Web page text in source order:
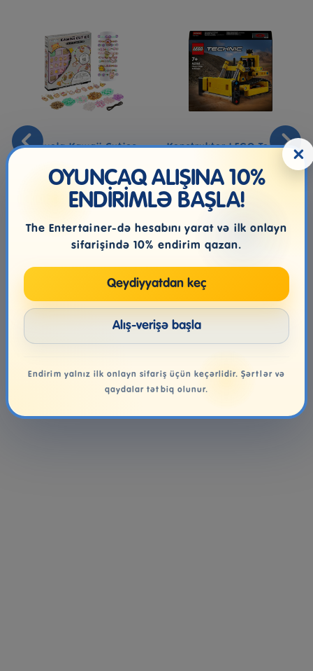
Crayola Kawaii Cuties
Konstruktor LEGO Technic
Heavy-Duty Bulldozer
4216...
×
OYUNCAQ ALIŞINA 10%
ENDİRİMLƏ BAŞLA!
The Entertainer-də hesabını yarat və ilk onlayn
sifarişində 10% endirim qazan.
Qeydiyyatdan keç
Alış-verişə başla
Endirim yalnız ilk onlayn sifariş üçün keçərlidir. Şərtlər və
qaydalar tətbiq olunur.